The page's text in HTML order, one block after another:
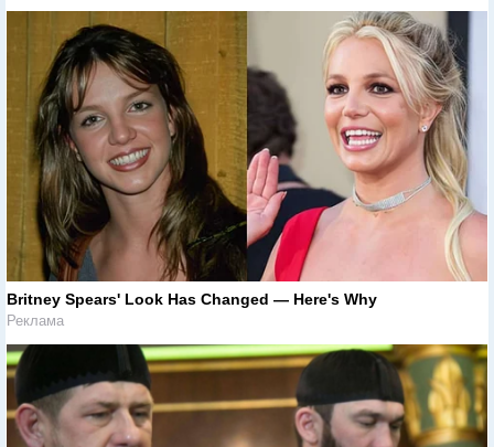
Britney Spears' Look Has Changed — Here's Why
Реклама